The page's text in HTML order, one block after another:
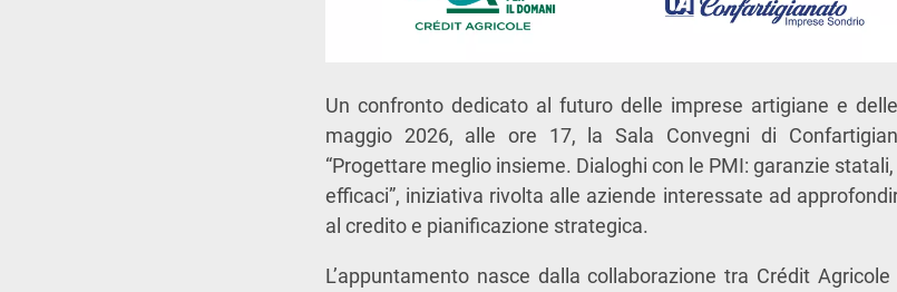
Un confronto dedicato al futuro delle imprese artigiane e
maggio 2026, alle ore 17, la Sala Convegni di
“Progettare meglio insieme. Dialoghi con le PMI: garanzie
efficaci”, iniziativa rivolta alle aziende interessate ad
al credito e pianificazione strategica.
L’appuntamento nasce dalla collaborazione tra Crédit Agricole